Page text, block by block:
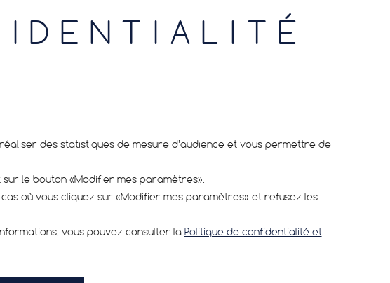
des statistiques de mesure d’audience et vous permettre de
le bouton «Modifier mes paramètres».
où vous cliquez sur «Modifier mes paramètres» et refusez les
vous pouvez consulter la Politique de confidentialité et